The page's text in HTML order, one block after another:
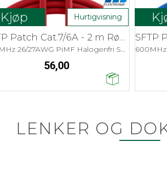
Kjøp Hurtigvisning
SFTP Patch Cat.7/6A - 2 m Rød LSZH
600MHz 26/27AWG PiMF Halogenfri Snagless
56,00
LENKER OG